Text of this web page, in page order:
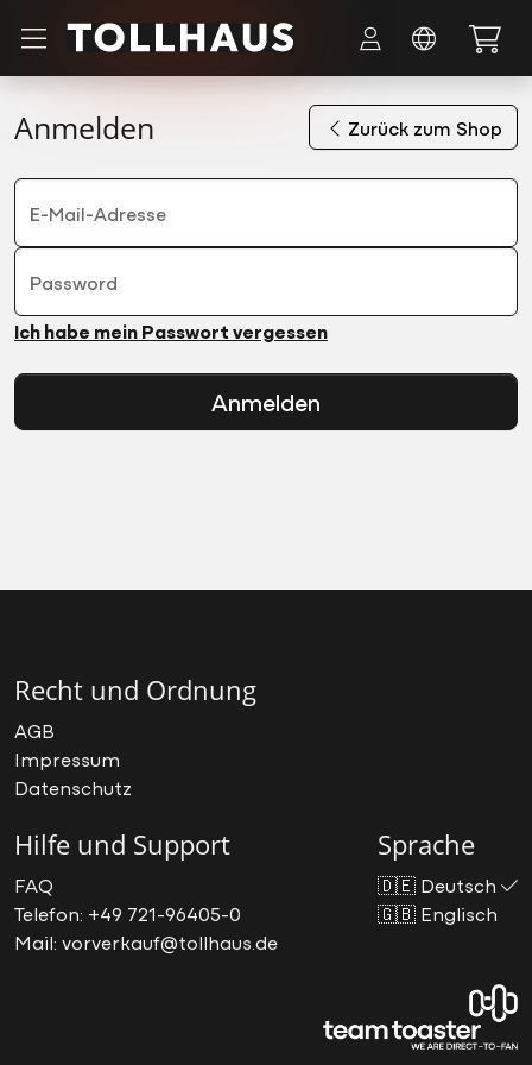
Zum Hauptinhalt springen
Anmelden Zurück zum Shop
E-Mail-Adresse
Password
Ich habe mein Passwort vergessen
Anmelden
Recht und Ordnung
AGB
Impressum
Datenschutz
Hilfe und Support
FAQ
Telefon: +49 721-96405-0
Mail: vorverkauf@tollhaus.de
Sprache
🇩🇪 Deutsch
🇬🇧 Englisch